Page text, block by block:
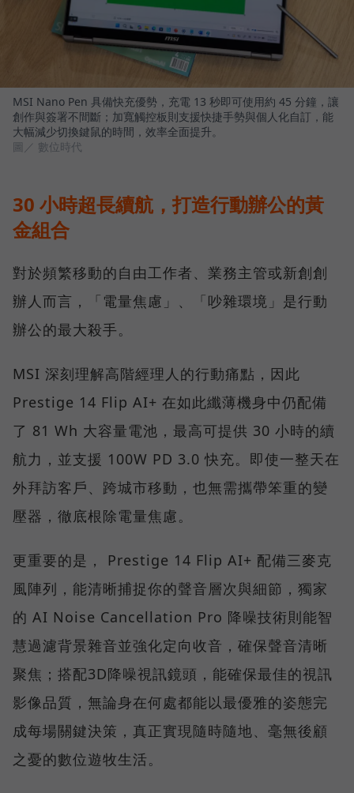
MSI Nano Pen 具備快充優勢，充電 13 秒即可使用約 45 分鐘，讓
創作與簽署不間斷；加寬觸控板則支援快捷手勢與個人化自訂，能
大幅減少切換鍵鼠的時間，效率全面提升。
圖／ 數位時代
30 小時超長續航，打造行動辦公的黃
金組合
對於頻繁移動的自由工作者、業務主管或新創創
辦人而言，「電量焦慮」、「吵雜環境」是行動
辦公的最大殺手。
MSI 深刻理解高階經理人的行動痛點，因此
Prestige 14 Flip AI+ 在如此纖薄機身中仍配備
了 81 Wh 大容量電池，最高可提供 30 小時的續
航力，並支援 100W PD 3.0 快充。即使一整天在
外拜訪客戶、跨城市移動，也無需攜帶笨重的變
壓器，徹底根除電量焦慮。
更重要的是， Prestige 14 Flip AI+ 配備三麥克
風陣列，能清晰捕捉你的聲音層次與細節，獨家
的 AI Noise Cancellation Pro 降噪技術則能智
慧過濾背景雜音並強化定向收音，確保聲音清晰
聚焦；搭配3D降噪視訊鏡頭，能確保最佳的視訊
影像品質，無論身在何處都能以最優雅的姿態完
成每場關鍵決策，真正實現隨時隨地、毫無後顧
之憂的數位遊牧生活。